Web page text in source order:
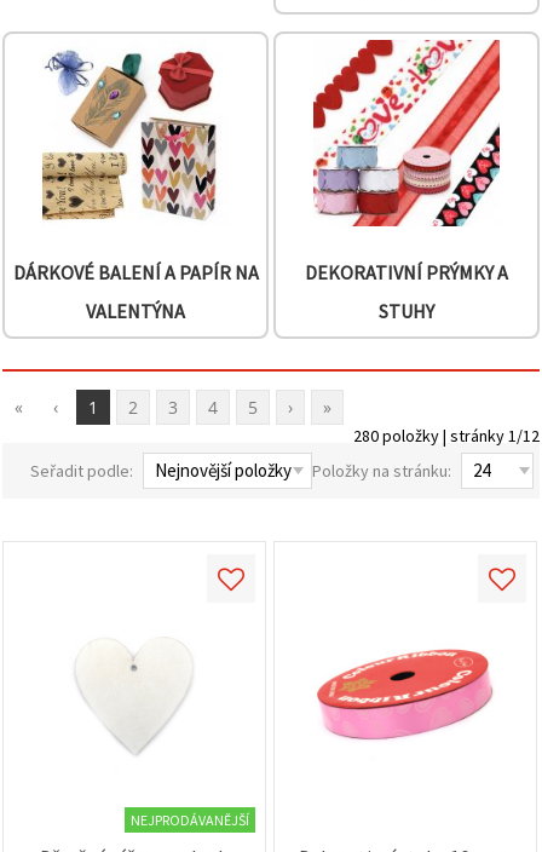
Přijmout
vše
Nastavení
DÁRKOVÉ BALENÍ A PAPÍR NA
VALENTÝNA
DEKORATIVNÍ PRÝMKY A
STUHY
« ‹ 1 2 3 4 5 › »
280 položky | stránky 1/12
Seřadit podle:
Položky na stránku:
NEJPRODÁVANĚJŠÍ